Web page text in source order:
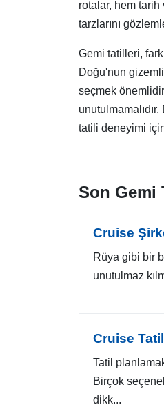
rotalar, hem tarih
tarzlarını
Gemi tatilleri,
Doğu'nun
seçmek
tatili deneyimi
Son Gemi
Cruise
Rüya gibi bir
unutulmaz
Cruise
Tatil
Birçok
dikk...